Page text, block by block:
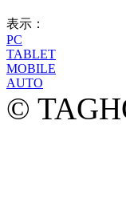
表示：
PC
TABLET
MOBILE
AUTO
©